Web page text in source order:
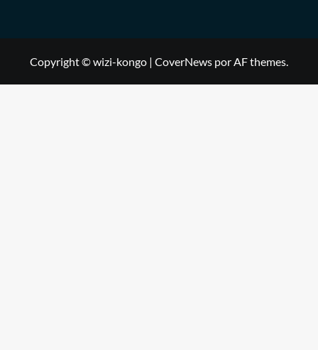
Copyright © wizi-kongo | CoverNews por AF themes.